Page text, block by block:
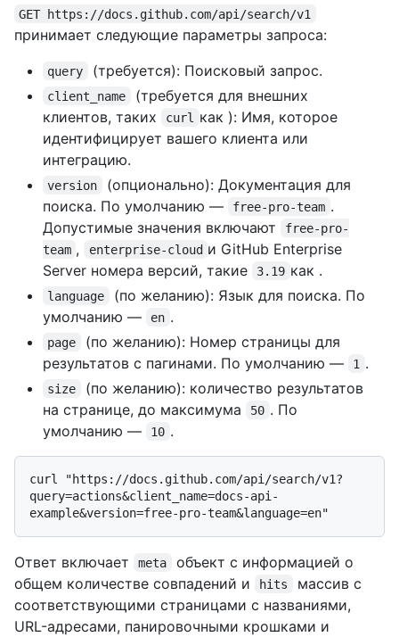
GET https://docs.github.com/api/search/v1
принимает следующие параметры запроса:
query (требуется): Поисковый запрос.
client_name
(требуется для внешних
клиентов, таких
curl
как ): Имя, которое
идентифицирует вашего клиента или
интеграцию.
version
(опционально): Документация для
поиска. По умолчанию —
free-pro-team .
Допустимые значения включают
free-pro-
team , enterprise-cloud и GitHub Enterprise
Server номера версий, такие
3.19 как .
language
(по желанию): Язык для поиска. По
умолчанию —
en .
page
(по желанию): Номер страницы для
результатов с пагинами. По умолчанию —
1 .
size
(по желанию): количество результатов
на странице, до максимума
50 . По
умолчанию —
10 .
curl "https://docs.github.com/api/search/v1?
query=actions&client_name=docs-api-
Ответ включает meta
объект с информацией о
общем количестве совпадений и
hits
массив с
соответствующими страницами с названиями,
URL-адресами, панировочными крошками и